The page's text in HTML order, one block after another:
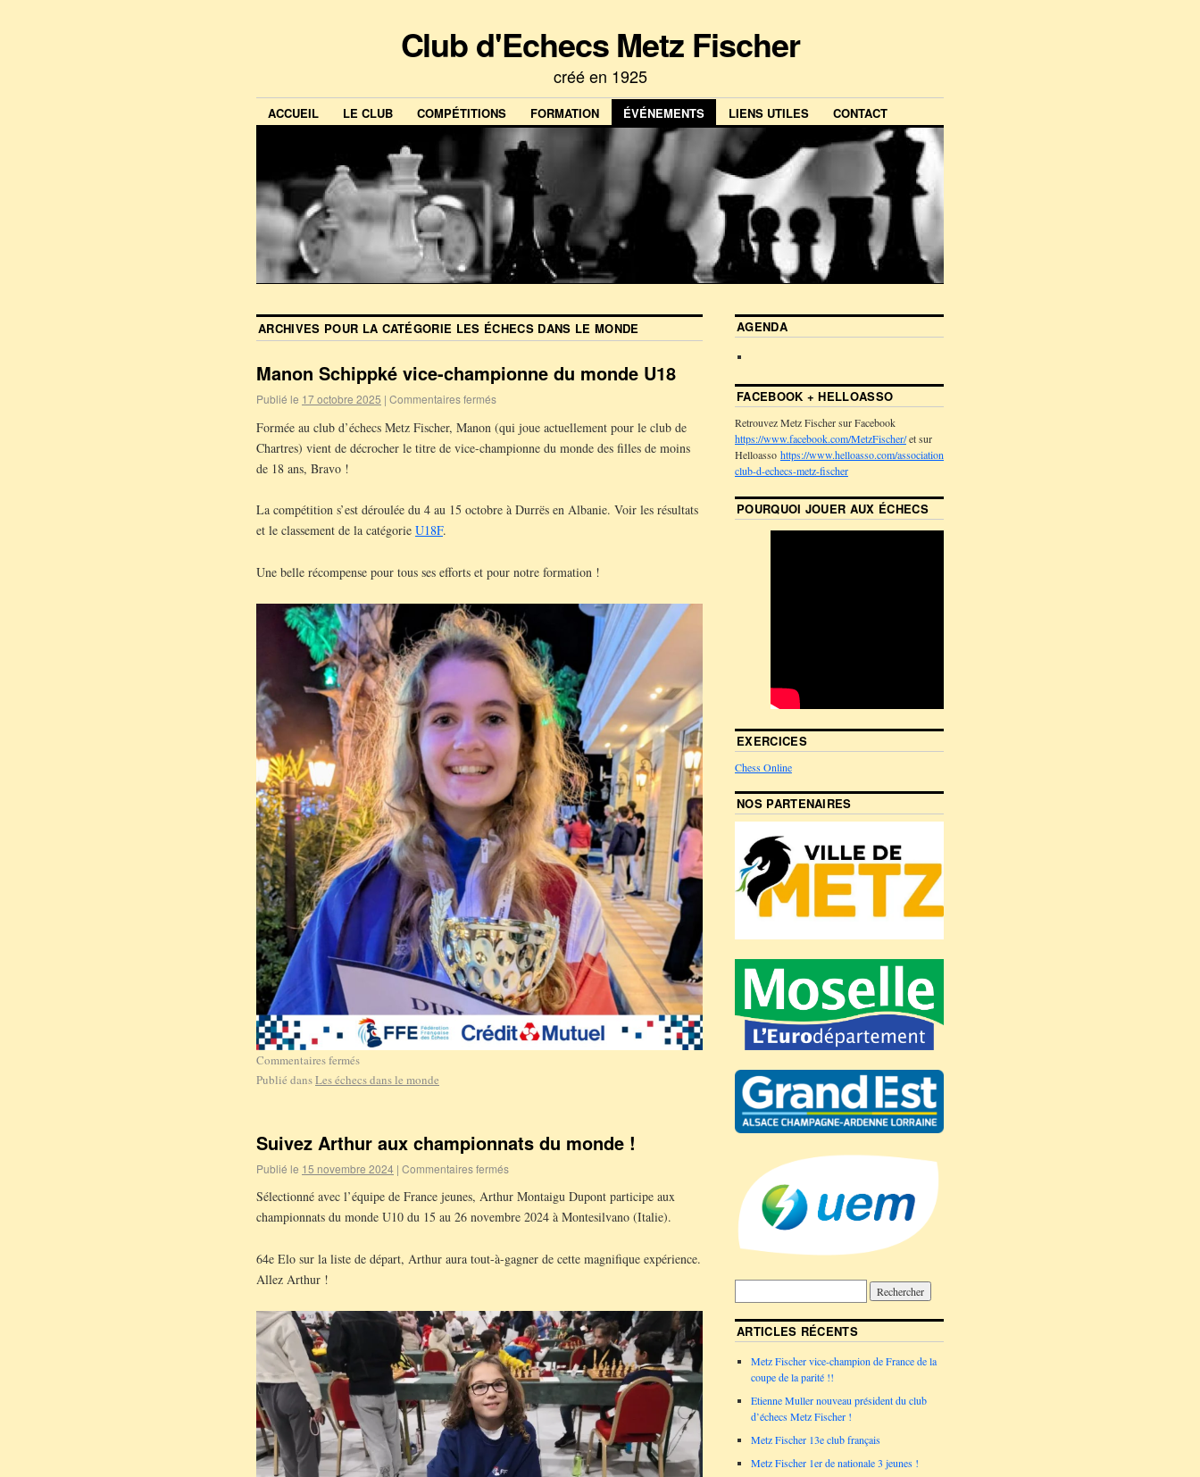
Club d'Echecs Metz Fischer
créé en 1925
ACCUEIL LE CLUB COMPÉTITIONS FORMATION ÉVÉNEMENTS LIENS UTILES CONTACT
ARCHIVES POUR LA CATÉGORIE LES ÉCHECS DANS LE MONDE
Manon Schippké vice-championne du monde U18
Publié le 17 octobre 2025 | Commentaires fermés
Formée au club d’échecs Metz Fischer, Manon (qui joue actuellement pour le club de
Chartres) vient de décrocher le titre de vice-championne du monde des filles de moins
de 18 ans, Bravo !
La compétition s’est déroulée du 4 au 15 octobre à Durrës en Albanie. Voir les résultats
et le classement de la catégorie U18F.
Une belle récompense pour tous ses efforts et pour notre formation !
Commentaires fermés
Publié dansLes échecs dans le monde
Suivez Arthur aux championnats du monde !
Publié le 15 novembre 2024 | Commentaires fermés
Sélectionné avec l’équipe de France jeunes, Arthur Montaigu Dupont participe aux
championnats du monde U10 du 15 au 26 novembre 2024 à Montesilvano (Italie).
64e Elo sur la liste de départ, Arthur aura tout-à-gagner de cette magnifique expérience.
Allez Arthur !
AGENDA
FACEBOOK + HELLOASSO
Retrouvez Metz Fischer sur Facebook
https://www.facebook.com/MetzFischer/et sur
Helloasso https://www.helloasso.com/associations/association-
club-d-echecs-metz-fischer
POURQUOI JOUER AUX ÉCHECS
EXERCICES
Chess Online
NOS PARTENAIRES
ARTICLES RÉCENTS
Metz Fischer vice-champion de France de la
coupe de la parité !!
Etienne Muller nouveau président du club
d’échecs Metz Fischer !
Metz Fischer 13e club français
Metz Fischer 1er de nationale 3 jeunes !